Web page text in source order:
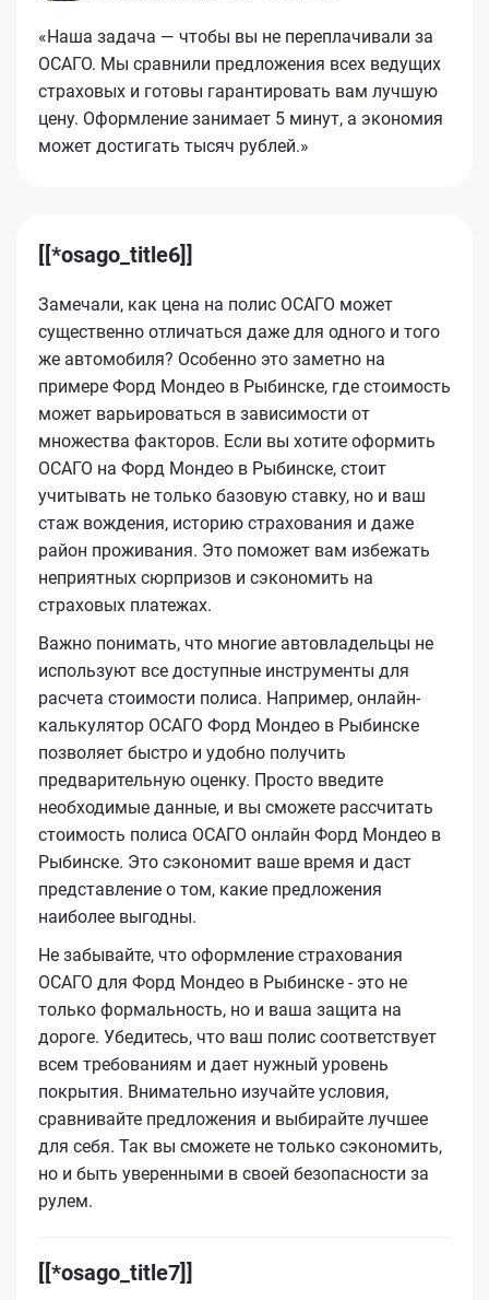
«Наша задача — чтобы вы не переплачивали за
ОСАГО. Мы сравнили предложения всех ведущих
страховых и готовы гарантировать вам лучшую
цену. Оформление занимает 5 минут, а экономия
может достигать тысяч рублей.»
[[*osago_title6]]
Замечали, как цена на полис ОСАГО может
существенно отличаться даже для одного и того
же автомобиля? Особенно это заметно на
примере Форд Мондео в Рыбинске, где стоимость
может варьироваться в зависимости от
множества факторов. Если вы хотите оформить
ОСАГО на Форд Мондео в Рыбинске, стоит
учитывать не только базовую ставку, но и ваш
стаж вождения, историю страхования и даже
район проживания. Это поможет вам избежать
неприятных сюрпризов и сэкономить на
страховых платежах.
Важно понимать, что многие автовладельцы не
используют все доступные инструменты для
расчета стоимости полиса. Например, онлайн-
калькулятор ОСАГО Форд Мондео в Рыбинске
позволяет быстро и удобно получить
предварительную оценку. Просто введите
необходимые данные, и вы сможете рассчитать
стоимость полиса ОСАГО онлайн Форд Мондео в
Рыбинске. Это сэкономит ваше время и даст
представление о том, какие предложения
наиболее выгодны.
Не забывайте, что оформление страхования
ОСАГО для Форд Мондео в Рыбинске - это не
только формальность, но и ваша защита на
дороге. Убедитесь, что ваш полис соответствует
всем требованиям и дает нужный уровень
покрытия. Внимательно изучайте условия,
сравнивайте предложения и выбирайте лучшее
для себя. Так вы сможете не только сэкономить,
но и быть уверенными в своей безопасности за
рулем.
[[*osago_title7]]